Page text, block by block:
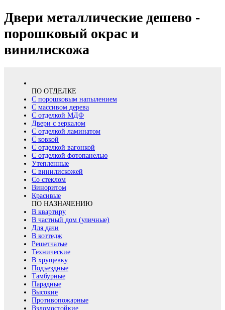
Двери металлические дешево -
порошковый окрас и
винилискожа
ПО ОТДЕЛКЕ
С порошковым напылением
С массивом дерева
С отделкой МДФ
Двери с зеркалом
С отделкой ламинатом
С ковкой
С отделкой вагонкой
С отделкой фотопанелью
Утепленные
С винилискожей
Со стеклом
Виноритом
Красивые
ПО НАЗНАЧЕНИЮ
В квартиру
В частный дом (уличные)
Для дачи
В коттедж
Решетчатые
Технические
В хрущевку
Подъездные
Тамбурные
Парадные
Высокие
Противопожарные
Взломостойкие